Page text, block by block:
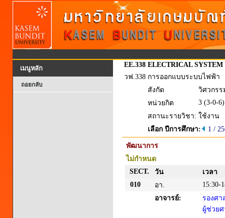
เมนูหลัก
ถอยกลับ
EE.338 ELECTRICAL SYSTEM
วฟ.338 การออกแบบระบบไฟฟ้า
สังกัด
วิศวกร
หน่วยกิต
3 (3-0-6)
สถานะรายวิชา: ใช้งาน
เลือก ปีการศึกษา:
1 /
พัฒนาการ
ไม่กำหนด
SECT.
วัน
เวลา
010
อา.
15:30-
อาจารย์:
รองศา
ผู้ช่วย